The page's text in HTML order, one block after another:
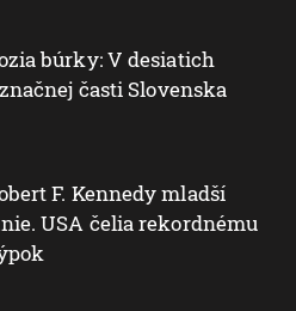
búrky: V desiatich
časti Slovenska
F. Kennedy mladší
USA čelia rekordnému